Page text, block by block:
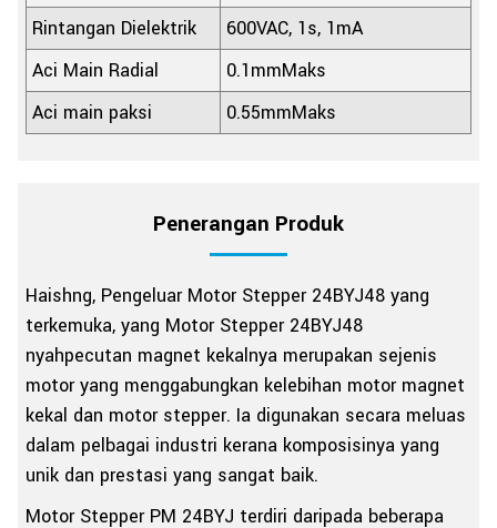
Rintangan Dielektrik
600VAC, 1s, 1mA
Aci Main Radial
0.1mmMaks
Aci main paksi
0.55mmMaks
Penerangan Produk
Haishng, Pengeluar Motor Stepper 24BYJ48 yang
terkemuka, yang Motor Stepper 24BYJ48
nyahpecutan magnet kekalnya merupakan sejenis
motor yang menggabungkan kelebihan motor magnet
kekal dan motor stepper. Ia digunakan secara meluas
dalam pelbagai industri kerana komposisinya yang
unik dan prestasi yang sangat baik.
Motor Stepper PM 24BYJ terdiri daripada beberapa